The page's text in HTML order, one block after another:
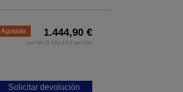
Agotado 1.444,90 €
con IVA (1.194,13 € sin IVA)
Solicitar devolución